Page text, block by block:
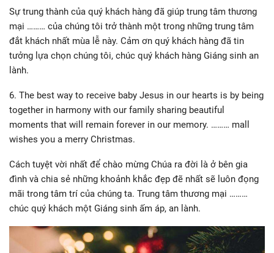
Sự trung thành của quý khách hàng đã giúp trung tâm thương
mại ……… của chúng tôi trở thành một trong những trung tâm
đắt khách nhất mùa lễ này. Cảm ơn quý khách hàng đã tin
tưởng lựa chọn chúng tôi, chúc quý khách hàng Giáng sinh an
lành.
6. The best way to receive baby Jesus in our hearts is by being
together in harmony with our family sharing beautiful
moments that will remain forever in our memory. ……… mall
wishes you a merry Christmas.
Cách tuyệt vời nhất để chào mừng Chúa ra đời là ở bên gia
đình và chia sẻ những khoảnh khắc đẹp đẽ nhất sẽ luôn đọng
mãi trong tâm trí của chúng ta. Trung tâm thương mại ………
chúc quý khách một Giáng sinh ấm áp, an lành.